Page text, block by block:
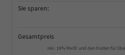
Sie sparen:
Gesamtpreis
inkl. 19% MwSt. und den Kosten für